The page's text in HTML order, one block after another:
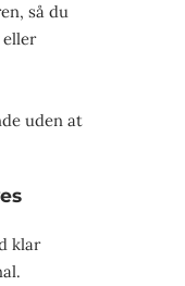
så du
uden at
klar